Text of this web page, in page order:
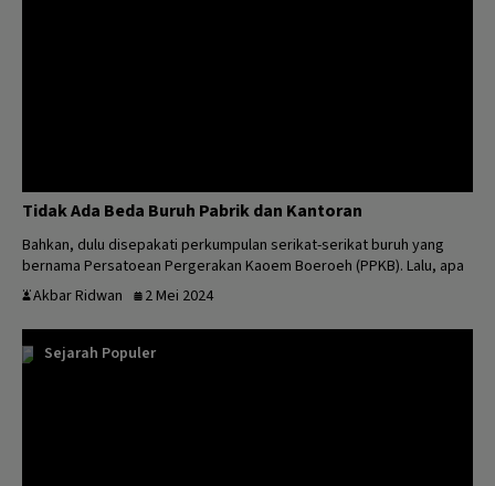
Tidak Ada Beda Buruh Pabrik dan Kantoran
Bahkan, dulu disepakati perkumpulan serikat-serikat buruh yang
bernama Persatoean Pergerakan Kaoem Boeroeh (PPKB). Lalu, apa
...Akbar Ridwan 2 Mei 2024
Sejarah Populer